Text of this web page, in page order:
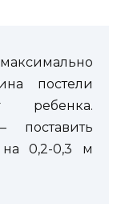
постели
ребенка.
на 0,2-0,3 м